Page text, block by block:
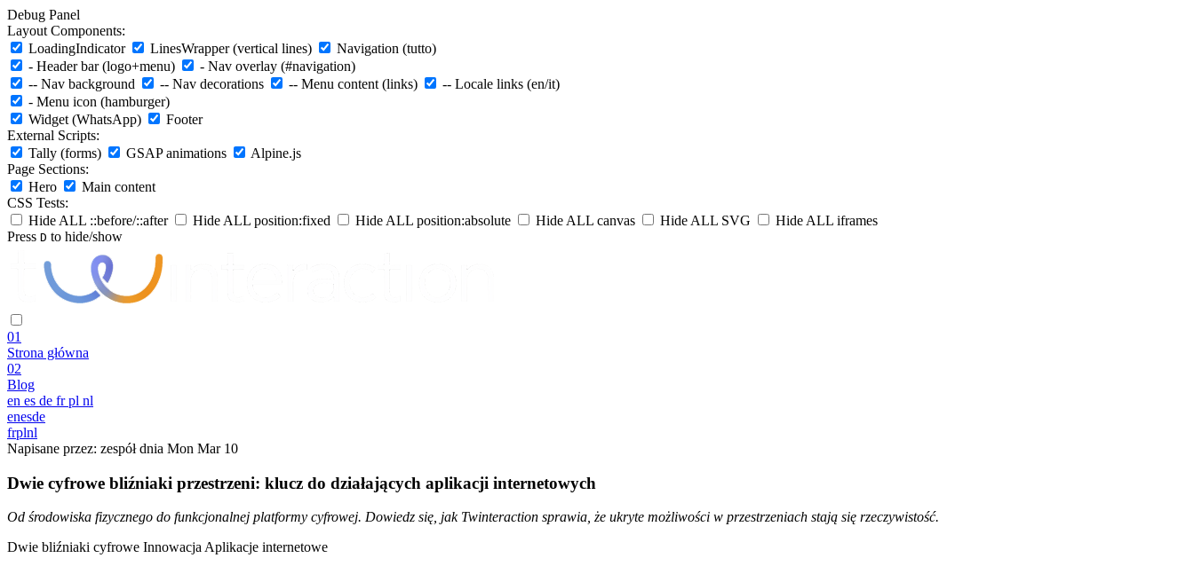
Debug Panel
Layout Components:
LoadingIndicator
LinesWrapper (vertical lines)
Navigation (tutto)
- Header bar (logo+menu)
- Nav overlay (#navigation)
-- Nav background
-- Nav decorations -- Menu content (links)
-- Locale links (en/it)
- Menu icon (hamburger)
Widget (WhatsApp)
Footer
External Scripts:
Tally (forms)
GSAP animations
Alpine.js
Page Sections:
Hero
Main content
CSS Tests:
Hide ALL ::before/::after
Hide ALL position:fixed Hide ALL position:absolute Hide ALL canvas Hide ALL SVG
Hide ALL iframes
Press D to hide/show
01
Strona główna
02
Blog
en es de fr pl nl
enesde
frplnl
Napisane przez: zespół dnia Mon Mar 10
Dwie cyfrowe bliźniaki przestrzeni: klucz do działających aplikacji internetowych
Od środowiska fizycznego do funkcjonalnej platformy cyfrowej. Dowiedz się, jak Twinteraction sprawia, że ukryte możliwości w przestrzeniach stają się rzeczywistość.
Dwie bliźniaki cyfrowe InnowacjaAplikacje internetowe